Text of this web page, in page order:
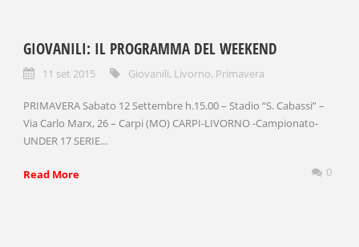
GIOVANILI: IL PROGRAMMA DEL WEEKEND
11 set 2015 Giovanili, Livorno, Primavera
PRIMAVERA Sabato 12 Settembre h.15.00 – Stadio “S. Cabassi” –
Via Carlo Marx, 26 – Carpi (MO) CARPI-LIVORNO -Campionato-
UNDER 17 SERIE...
Read More 0